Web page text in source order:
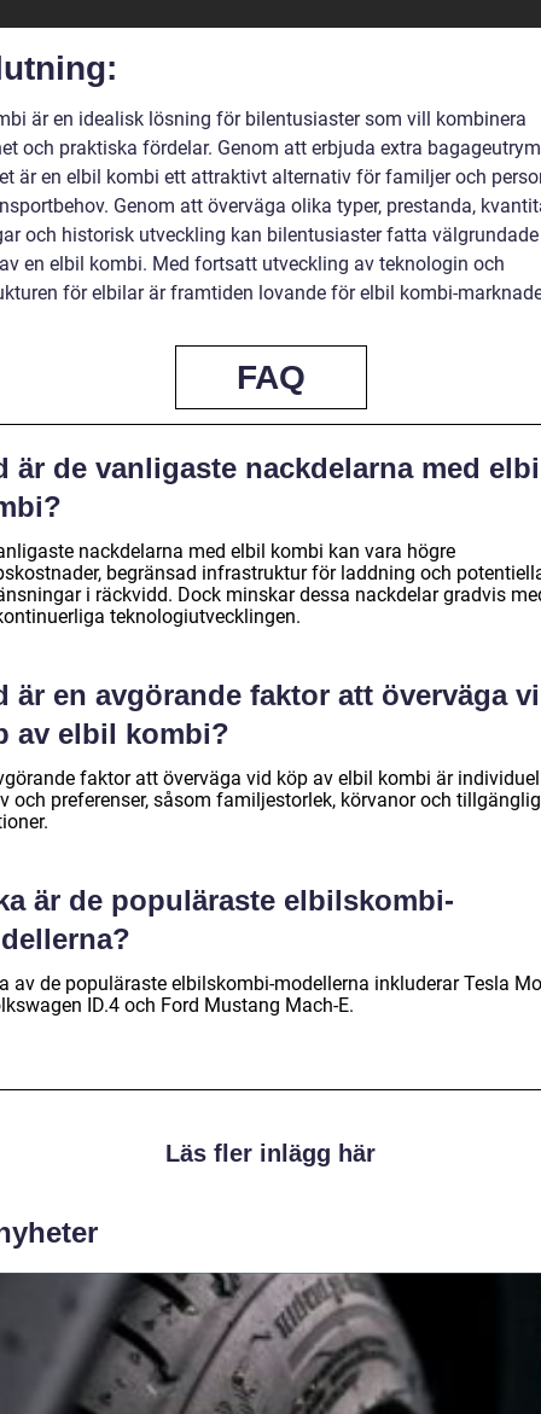
är en idealisk lösning för bilentusiaster som vill kombinera
och praktiska fördelar. Genom att erbjuda extra
är en elbil kombi ett attraktivt alternativ för familjer och
Genom att överväga olika typer, prestanda,
och historisk utveckling kan bilentusiaster fatta
en elbil kombi. Med fortsatt utveckling av teknologin och
för elbilar är framtiden lovande för elbil kombi-
FAQ
är de vanligaste nackdelarna med
nackdelarna med elbil kombi kan vara högre
begränsad infrastruktur för laddning och
i räckvidd. Dock minskar dessa nackdelar gradvis
teknologiutvecklingen.
är en avgörande faktor att överväga
av elbil kombi?
faktor att överväga vid köp av elbil kombi är
och preferenser, såsom familjestorlek, körvanor och
är de populäraste elbilskombi-
av de populäraste elbilskombi-modellerna inkluderar Tesla
ID.4 och Ford Mustang Mach-E.
Läs fler inlägg här